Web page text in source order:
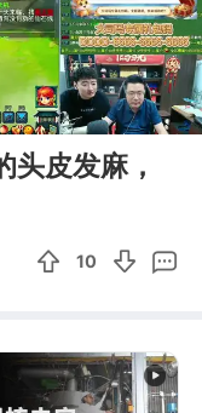
28:55
头皮发麻，
10